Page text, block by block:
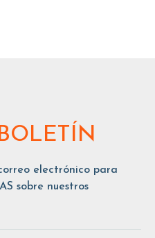
electrónico para
sobre nuestros